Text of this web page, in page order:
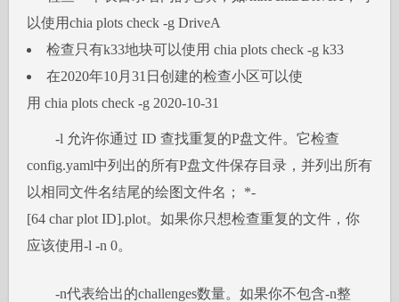
以使用chia plots check -g DriveA
检查只有k33地块可以使用 chia plots check -g k33
在2020年10月31日创建的检查小区可以使
用 chia plots check -g 2020-10-31
-l 允许你通过 ID 查找重复的P盘文件。它检查
config.yaml中列出的所有P盘文件保存目录，并列出所有
以相同文件名结尾的绘图文件名； *-
[64 char plot ID].plot。如果你只想检查重复的文件，你
应该使用-l -n 0。
-n代表给出的challenges数量。如果你不包含-n整